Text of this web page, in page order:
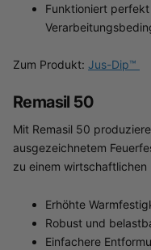
Funktioniert
Zum Produkt: Jus-Dip™
Remasil 50
Mit Remasil 50
ausgezeichnetem
zu einem wirtschaftlichen
Erhöhte
Robust und
Einfachere